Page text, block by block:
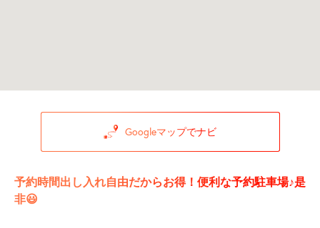
Googleマップでナビ
予約時間出し入れ自由だからお得！便利な予約駐車場♪是
非😃